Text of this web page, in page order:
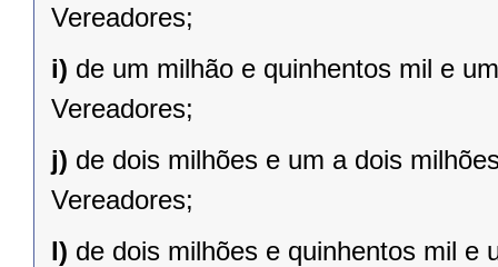
Vereadores;
i) de um milhão e quinhentos mil e
Vereadores;
j) de dois milhões e um a dois
Vereadores;
l) de dois milhões e quinhentos mil e